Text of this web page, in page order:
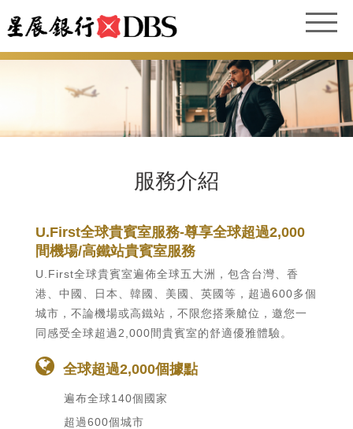
服務介紹
U.First全球貴賓室服務-尊享全球超過2,000
間機場/高鐵站貴賓室服務
U.First全球貴賓室遍佈全球五大洲，包含台灣、香
港、中國、日本、韓國、美國、英國等，超過600多個
城市，不論機場或高鐵站，不限您搭乘艙位，邀您一
同感受全球超過2,000間貴賓室的舒適優雅體驗。
全球超過2,000個據點
遍布全球140個國家
超過600個城市